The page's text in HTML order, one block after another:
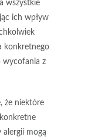
wszystkie
ich wpływ
konkretnego
wycofania z
że niektóre
mogą